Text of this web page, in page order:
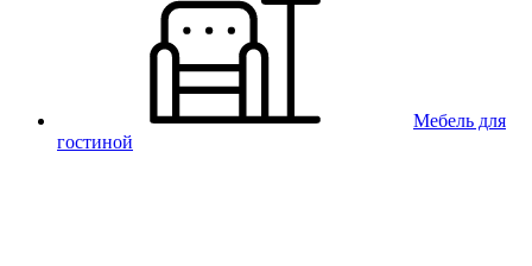
Мебель для
гостиной